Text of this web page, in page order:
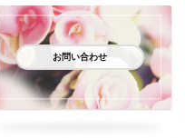
お問い合わせ